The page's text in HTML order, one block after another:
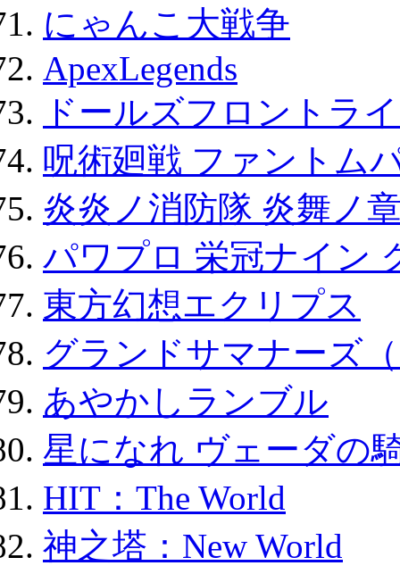
にゃんこ大戦争
ApexLegends
ドールズフロントラ
呪術廻戦 ファントム
炎炎ノ消防隊 炎舞ノ
パワプロ 栄冠ナイン
東方幻想エクリプス
グランドサマナーズ
あやかしランブル
星になれ ヴェーダの
HIT：The World
神之塔：New World